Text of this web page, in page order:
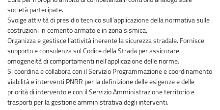
società partecipate.
Svolge attività di presidio tecnico sull’applicazione della normativa sulle
costruzioni in cemento armato e in zona sismica.
Organizza e gestisce l’attività inerente la sicurezza stradale. Fornisce
supporto e consulenza sul Codice della Strada per assicurare
omogeneità di comportamenti nell'applicazione delle norme.
Si coordina e collabora con il Servizio Programmazione e coordinamento
viabilità e interventi PNRR per la definizione delle esigenze e delle
priorità di intervento e con il Servizio Amministrazione territorio e
trasporti per la gestione amministrativa degli interventi.